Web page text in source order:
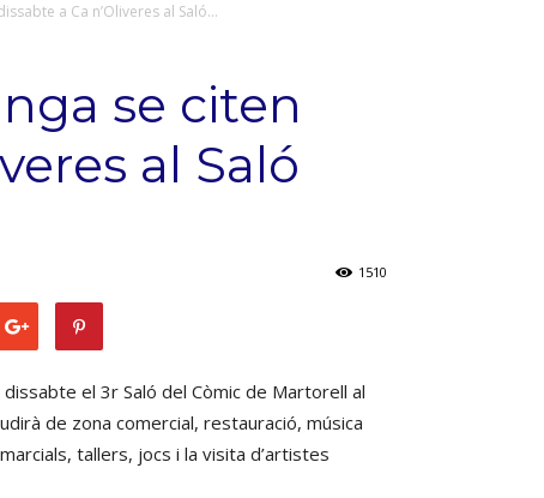
a Ca n’Oliveres al Saló...
se citen
al Saló
1510
el 3r Saló del Còmic de Martorell al
de zona comercial, restauració, música
tallers, jocs i la visita d’artistes